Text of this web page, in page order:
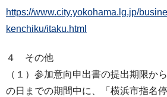
https://www.city.yokohama.lg.jp/
kenchiku/itaku.html
４ その他
（１）参加意向申出書の提出期限か
の日までの期間中に、「横浜市指名